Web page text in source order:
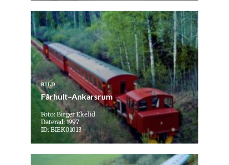
BILD
Fårhult–Ankarsrum
Foto: Birger Ekelid
Daterad: 1997
ID: BIEK01013